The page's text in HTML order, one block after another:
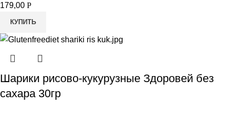
179,00 Р
КУПИТЬ
Шарики рисово-кукурузные Здоровей без
сахара 30гр